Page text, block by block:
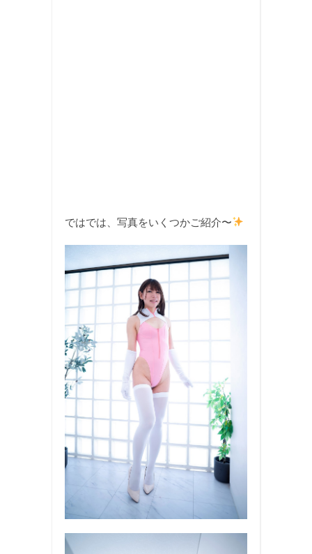
ではでは、写真をいくつかご紹介〜